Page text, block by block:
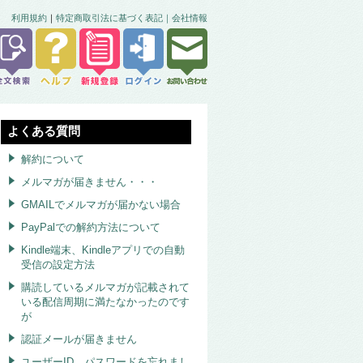
利用規約 ｜ 特定商取引法に基づく表記｜ 会社情報
よくある質問
解約について
メルマガが届きません・・・
GMAILでメルマガが届かない場合
PayPalでの解約方法について
Kindle端末、Kindleアプリでの自動
受信の設定方法
購読しているメルマガが記載されて
いる配信周期に満たなかったのです
が
認証メールが届きません